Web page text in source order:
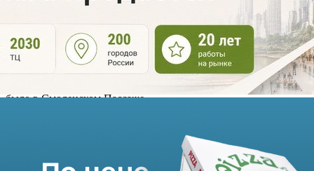
Юрий Левдонский, руководитель Московского
логистического центра ОАО АПФ «Фанагория», рассказал,
что популяризации и реализации вина компании важно
использовать все возможные каналы продаж и продвижения.
Он отметил: «У нас уже есть франшиза магазинов - точки
работают по всей России. Сейчас мы хотим разработать
франшизу винных баров, которые смогли бы знакомить
посетителей с нашим вином. Тестовое открытие первого бара
компания объявила о развитии
франчайзинговой сети винотека «Фанагория».